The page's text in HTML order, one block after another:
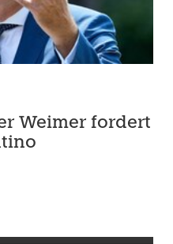
Weimer fordert